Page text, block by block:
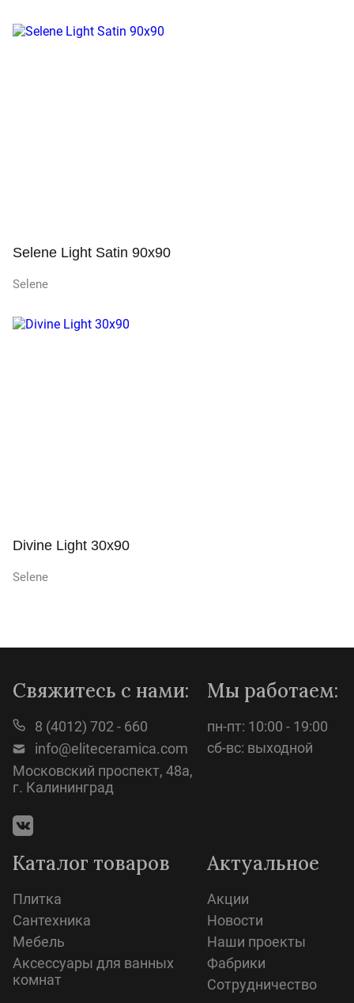
Selene Light Satin 90x90
Selene
Просмотр
Divine Light 30x90
Selene
Свяжитесь с нами:
8 (4012) 702 - 660
info@eliteceramica.com
Московский проспект, 48а,
г. Калининград
Мы работаем:
пн-пт: 10:00 - 19:00
сб-вс: выходной
Каталог товаров
Плитка
Сантехника
Мебель
Аксессуары для ванных
комнат
Актуальное
Акции
Новости
Наши проекты
Фабрики
Сотрудничество